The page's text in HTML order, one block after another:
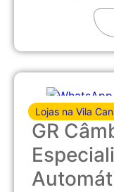
Lojas na Vila
GR